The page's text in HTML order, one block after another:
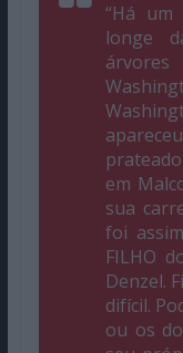
“Há um
longe
em
sua
foi
FILHO
Denzel.
difícil.
ou os